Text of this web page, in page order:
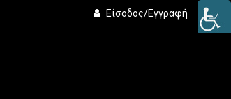
Είσοδος/Εγγραφή